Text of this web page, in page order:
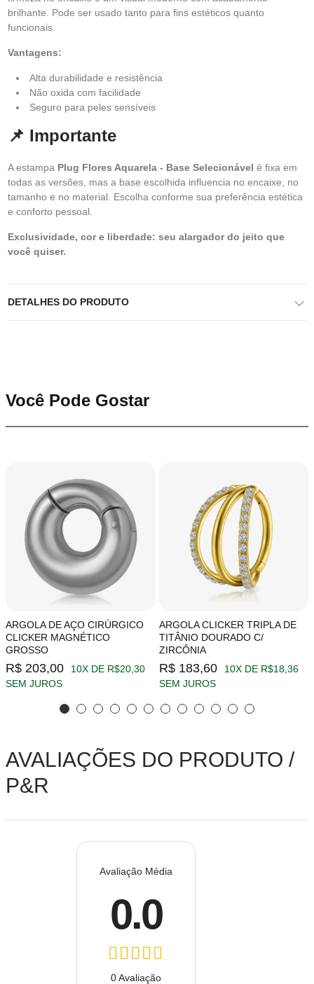
brilhante. Pode ser usado tanto para fins estéticos quanto
funcionais.
Vantagens:
Alta durabilidade e resistência
Não oxida com facilidade
Seguro para peles sensíveis
📌 Importante
A estampa Plug Flores Aquarela - Base Selecionável é fixa em
todas as versões, mas a base escolhida influencia no encaixe, no
tamanho e no material. Escolha conforme sua preferência estética
e conforto pessoal.
Exclusividade, cor e liberdade: seu alargador do jeito que
você quiser.
DETALHES DO PRODUTO
Você Pode Gostar
ARGOLA DE AÇO CIRÚRGICO
CLICKER MAGNÉTICO
GROSSO
R$ 203,00
10X DE R$20,30
SEM JUROS
ARGOLA CLICKER TRIPLA DE
TITÂNIO DOURADO C/
ZIRCÔNIA
R$ 183,60
10X DE R$18,36
SEM JUROS
AVALIAÇÕES DO PRODUTO /
P&R
Avaliação Média
0.0
0 Avaliação